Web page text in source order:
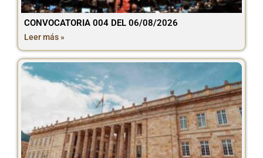
CONVOCATORIA 004 DEL 06/08/2026
Leer más »